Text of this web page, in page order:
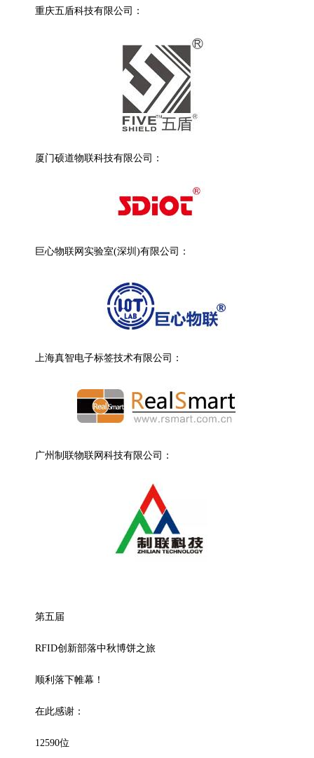
重庆五盾科技有限公司：
厦门硕道物联科技有限公司：
巨心物联网实验室(深圳)有限公司：
上海真智电子标签技术有限公司：
广州制联物联网科技有限公司：
第五届
RFID创新部落中秋博饼之旅
顺利落下帷幕！
在此感谢：
12590位